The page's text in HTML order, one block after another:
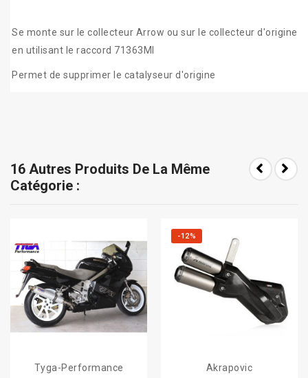
Se monte sur le collecteur Arrow ou sur le collecteur d'origine
en utilisant le raccord 71363MI
Permet de supprimer le catalyseur d'origine
16 Autres Produits De La Même
Catégorie :
Tyga-Performance
-12%
Akrapovic